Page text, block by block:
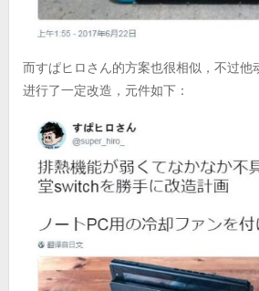
而すぱヒロさん的方案也很相似，不过他
进行了一定改造，元件如下：